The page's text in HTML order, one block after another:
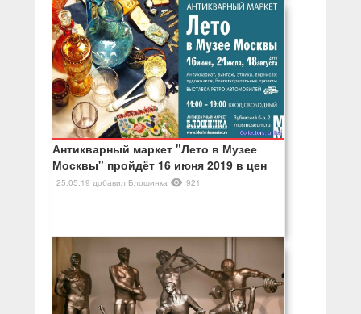
Антикварный маркет "Лето в Музее
Москвы" пройдёт 16 июня 2019 в цен
25.05.19 добавил Блошинка 921